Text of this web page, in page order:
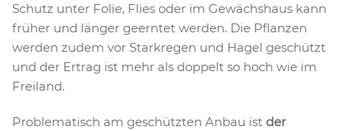
Schutz unter Folie, Flies oder im Gewächshaus kann
früher und länger geerntet werden. Die Pflanzen
werden zudem vor Starkregen und Hagel geschützt
und der Ertrag ist mehr als doppelt so hoch wie im
Freiland.
Problematisch am geschützten Anbau ist der